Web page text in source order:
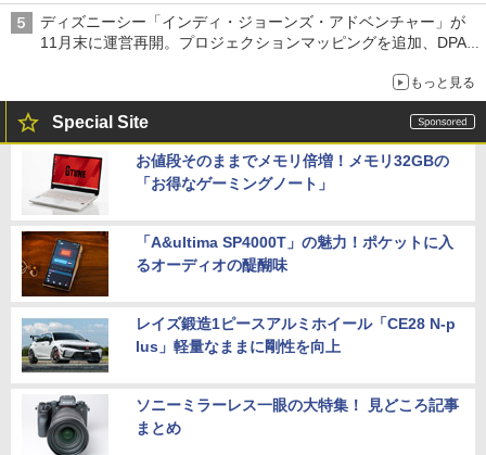
ディズニーシー「インディ・ジョーンズ・アドベンチャー」が
11月末に運営再開。プロジェクションマッピングを追加、DPA
もっと見る
Special Site
お値段そのままでメモリ倍増！メモリ32GBの
「お得なゲーミングノート」
「A&ultima SP4000T」の魅力！ポケットに入
るオーディオの醍醐味
レイズ鍛造1ピースアルミホイール「CE28 N-p
lus」軽量なままに剛性を向上
ソニーミラーレス一眼の大特集！ 見どころ記事
まとめ